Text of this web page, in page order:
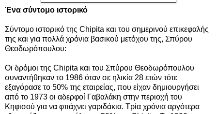
Ένα σύντομο ιστορικό
Σύντομο ιστορικό της Chipita και του σημερινού επικεφαλής
της και για πολλά χρόνια βασικού μετόχου της, Σπύρου
Θεοδωρόπουλου:
Οι δρόμοι της Chipita και του Σπύρου Θεοδωρόπουλου
συναντήθηκαν το 1986 όταν σε ηλικία 28 ετών τότε
εξαγόρασε το 50% της εταιρείας, που είχαν δημιουργήσει
από το 1973 οι αδερφοί Γαβαλάκη στην περιοχή του
Κηφισού για να φτιάχνει γαριδάκια. Τρία χρόνια αργότερα